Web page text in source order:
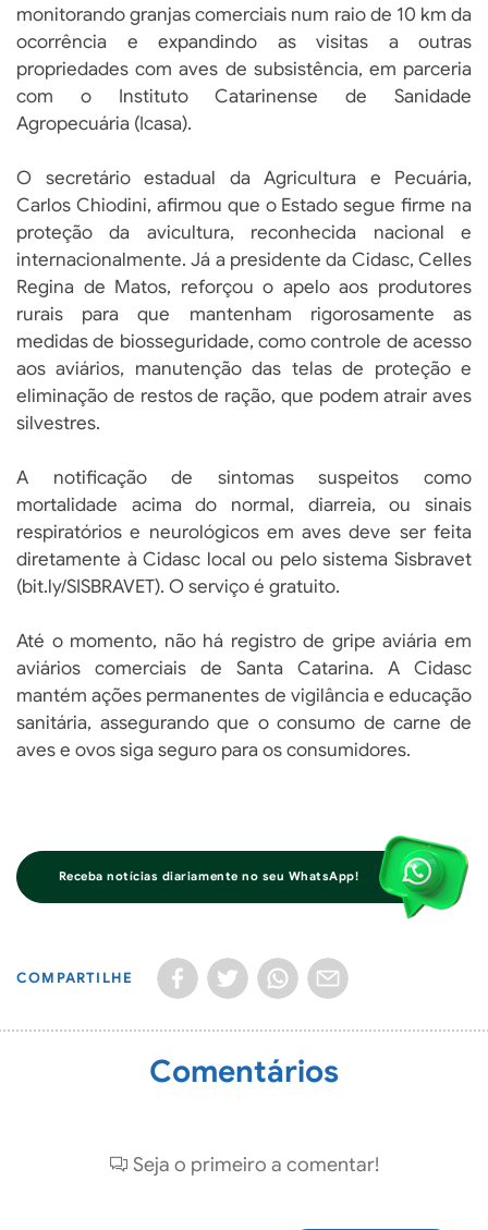
monitorando granjas comerciais num raio de 10 km da
ocorrência e expandindo as visitas a outras
propriedades com aves de subsistência, em parceria
com o Instituto Catarinense de Sanidade
Agropecuária (Icasa).
O secretário estadual da Agricultura e Pecuária,
Carlos Chiodini, afirmou que o Estado segue firme na
proteção da avicultura, reconhecida nacional e
internacionalmente. Já a presidente da Cidasc, Celles
Regina de Matos, reforçou o apelo aos produtores
rurais para que mantenham rigorosamente as
medidas de biosseguridade, como controle de acesso
aos aviários, manutenção das telas de proteção e
eliminação de restos de ração, que podem atrair aves
silvestres.
A notificação de sintomas suspeitos como
mortalidade acima do normal, diarreia, ou sinais
respiratórios e neurológicos em aves deve ser feita
diretamente à Cidasc local ou pelo sistema Sisbravet
(bit.ly/SISBRAVET). O serviço é gratuito.
Até o momento, não há registro de gripe aviária em
aviários comerciais de Santa Catarina. A Cidasc
mantém ações permanentes de vigilância e educação
sanitária, assegurando que o consumo de carne de
aves e ovos siga seguro para os consumidores.
Receba notícias diariamente no seu WhatsApp!
COMPARTILHE
Comentários
Seja o primeiro a comentar!